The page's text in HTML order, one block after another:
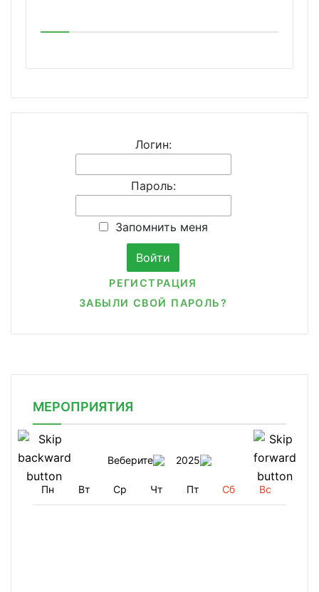
Логин:
Пароль:
Запомнить меня
РЕГИСТРАЦИЯ
ЗАБЫЛИ СВОЙ ПАРОЛЬ?
МЕРОПРИЯТИЯ
Веберите 2025
Пн Вт Ср Чт Пт Сб Вс